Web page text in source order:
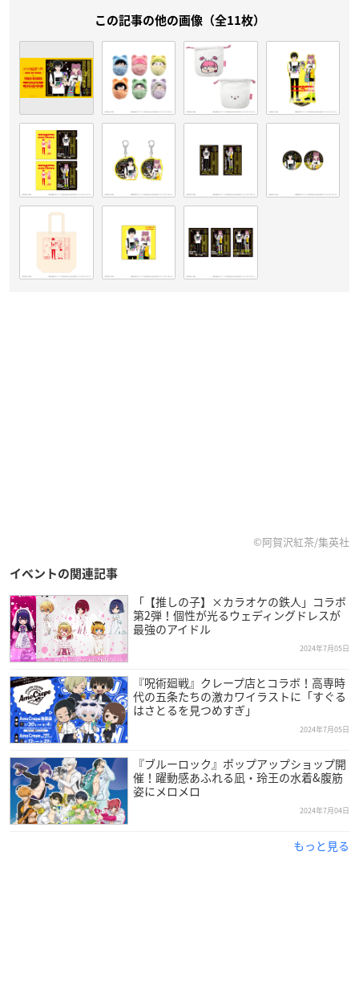
この記事の他の画像（全11枚）
©阿賀沢紅茶/集英社
イベントの関連記事
「【推しの子】×カラオケの鉄人」コラボ
第2弾！個性が光るウェディングドレスが
最強のアイドル
2024年7月05日
『呪術廻戦』クレープ店とコラボ！高専時
代の五条たちの激カワイラストに「すぐる
はさとるを見つめすぎ」
2024年7月05日
『ブルーロック』ポップアップショップ開
催！躍動感あふれる凪・玲王の水着&腹筋
姿にメロメロ
2024年7月04日
もっと見る